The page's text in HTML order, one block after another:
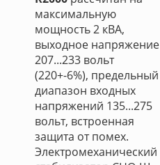
максимальную
мощность 2 кВА,
выходное напряжение
207...233 вольт
(220+-6%), предельный
диапазон входных
напряжений 135...275
вольт, встроенная
защита от помех.
Электромеханический